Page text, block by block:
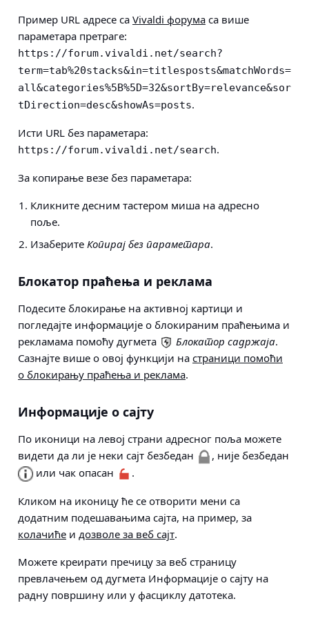
Пример URL адресе са Vivaldi форума са више
параметара претраге:
https://forum.vivaldi.net/search?
term=tab%20stacks&in=titlesposts&matchWords=
all&categories%5B%5D=32&sortBy=relevance&sor
tDirection=desc&showAs=posts.
Исти URL без параметара:
https://forum.vivaldi.net/search.
За копирање везе без параметара:
Кликните десним тастером миша на адресно
поље.
Изаберите Копирај без параметара.
Блокатор праћења и реклама
Подесите блокирање на активној картици и
погледајте информације о блокираним праћењима и
рекламама помоћу дугмета
Блокатор садржаја.
Сазнајте више о овој функцији на страници помоћи
о блокирању праћења и реклама.
Информације о сајту
По иконици на левој страни адресног поља можете
видети да ли је неки сајт безбедан
, није безбедан
или чак опасан
.
Кликом на иконицу ће се отворити мени са
додатним подешавањима сајта, на пример, за
колачиће и дозволе за веб сајт.
Можете креирати пречицу за веб страницу
превлачењем од дугмета Информације о сајту на
радну површину или у фасциклу датотека.